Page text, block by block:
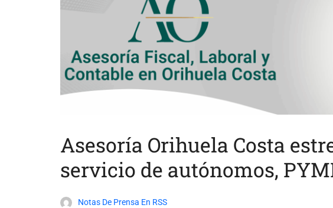
Asesoría Orihuela Costa
servicio de autónomos,
Notas De Prensa En RSS